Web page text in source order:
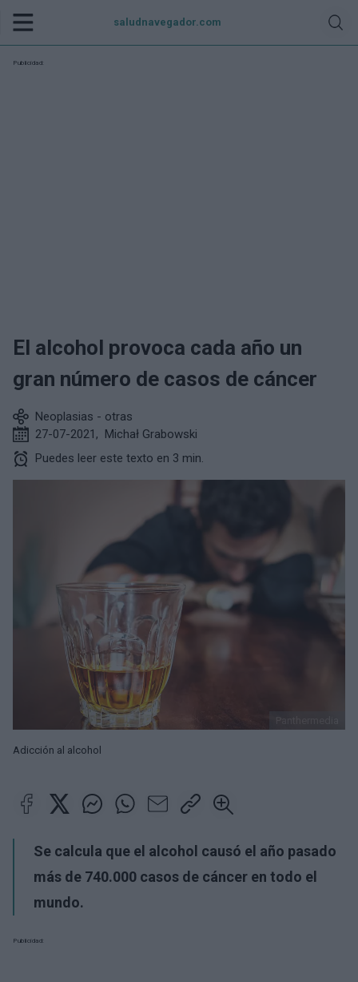
saludnavegador.com
Publicidad:
El alcohol provoca cada año un
gran número de casos de cáncer
Neoplasias - otras
27-07-2021 , Michał Grabowski
Puedes leer este texto en 3 min.
Adicción al alcohol
Se calcula que el alcohol causó el año pasado
más de 740.000 casos de cáncer en todo el
mundo.
Publicidad: